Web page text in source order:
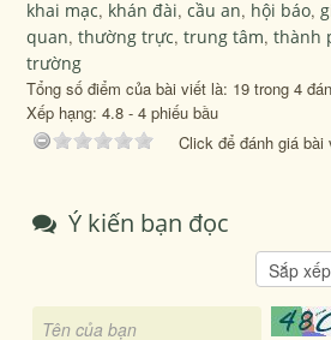
khai mạc, khán đài,cầu an, hội báo,
quan,thường trực,trung tâm,thành
trường
Tổng số điểm của bài viết là: 19 trong 4
Xếp hạng:4.8 -4 phiếu bầu
Click để đánh giá bài
Ý kiến bạn đọc